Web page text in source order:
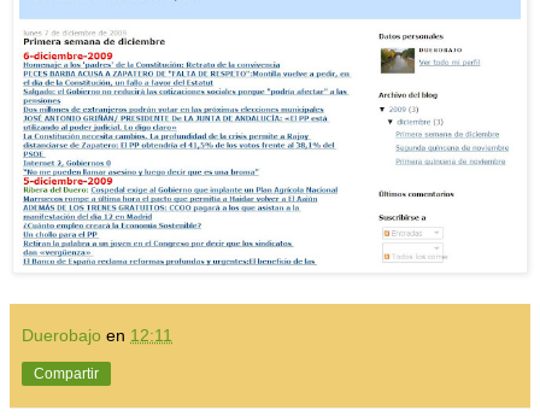
Duerobajo en 12:11
Compartir